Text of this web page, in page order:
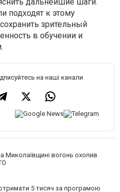
подходят к этому
зрительный
в обучении и
на наші канали
Миколаївщині вогонь охопив
5 тисяч за програмою